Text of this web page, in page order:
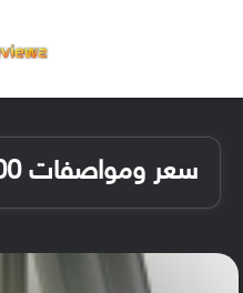
سعر ومواصفات Nokia 1200